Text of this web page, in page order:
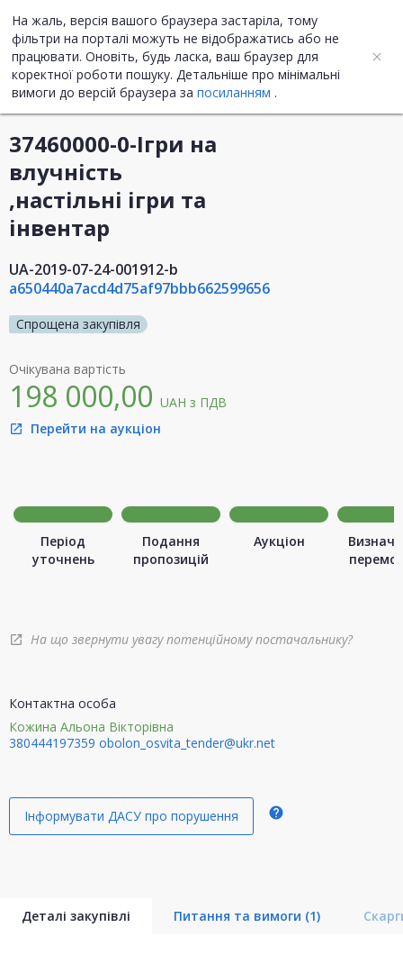
На жаль, версія вашого браузера застаріла, тому
фільтри на порталі можуть не відображатись або не
працювати. Оновіть, будь ласка, ваш браузер для
коректної роботи пошуку. Детальніше про мінімальні
вимоги до версій браузера за посиланням .
UA ENG
Інформація про закупівлю
37460000-0-Ігри на
влучність
,настільні ігри та
інвентар
UA-2019-07-24-001912-b
a650440a7acd4d75af97bbb662599656
Спрощена закупівля
Очікувана вартість
198 000,00 UAH з ПДВ
open_in_new Перейти на аукціон
Період
уточнень
Подання
пропозицій
Аукціон
open_in_new На що звернути увагу потенційному постачальнику?
Контактна особа
Кожина Альона Вікторівна
380444197359 obolon_osvita_tender@ukr.net
Інформувати ДАСУ про порушення help
Деталі закупівлі Питання та вимоги (1)